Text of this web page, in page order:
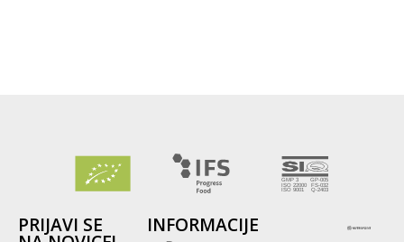
PRIJAVI SE INFORMACIJE